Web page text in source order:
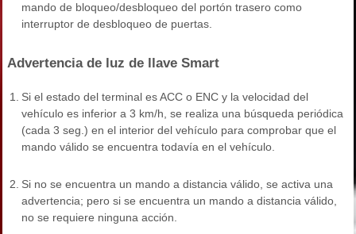
mando de bloqueo/desbloqueo del portón trasero como
interruptor de desbloqueo de puertas.
Advertencia de luz de llave Smart
1. Si el estado del terminal es ACC o ENC y la velocidad del
vehículo es inferior a 3 km/h, se realiza una búsqueda periódica
(cada 3 seg.) en el interior del vehículo para comprobar que el
mando válido se encuentra todavía en el vehículo.
2. Si no se encuentra un mando a distancia válido, se activa una
advertencia; pero si se encuentra un mando a distancia válido,
no se requiere ninguna acción.